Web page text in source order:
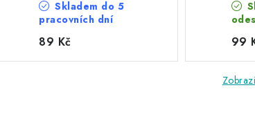
Skladem do 5
pracovních dní
89 Kč 99